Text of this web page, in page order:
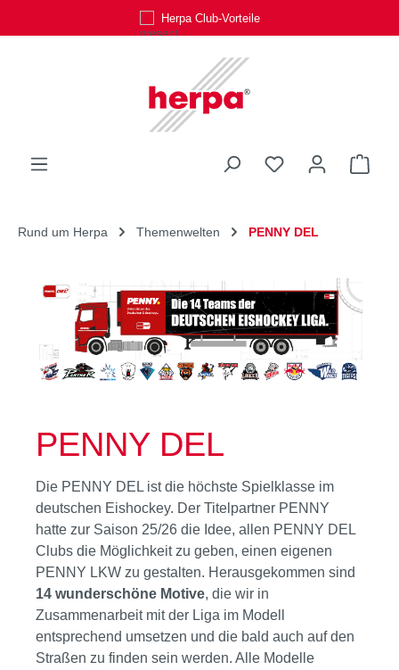
Zum Hauptinhalt springenHerpa Club-Vorteile
Du hast 0
Rund um Herpa Themenwelten PENNY DEL
PENNY DEL
Die PENNY DEL ist die höchste Spielklasse im
deutschen Eishockey. Der Titelpartner PENNY
hatte zur Saison 25/26 die Idee, allen PENNY DEL
Clubs die Möglichkeit zu geben, einen eigenen
PENNY LKW zu gestalten. Herausgekommen sind
14 wunderschöne Motive, die wir in
Zusammenarbeit mit der Liga im Modell
entsprechend umsetzen und die bald auch auf den
Straßen zu finden sein werden. Alle Modelle